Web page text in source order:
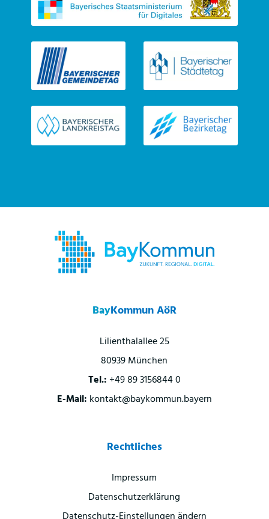
BayKommun AöR
Lilienthalallee 25
80939 München
Tel.: +49 89 3156844 0
E-Mail: kontakt@baykommun.bayern
Rechtliches
Impressum
Datenschutzerklärung